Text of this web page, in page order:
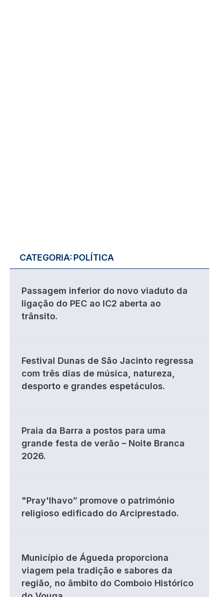
CATEGORIA:POLÍTICA
Passagem inferior do novo viaduto da
ligação do PEC ao IC2 aberta ao
trânsito.
Festival Dunas de São Jacinto regressa
com três dias de música, natureza,
desporto e grandes espetáculos.
Praia da Barra a postos para uma
grande festa de verão – Noite Branca
2026.
"Pray'lhavo” promove o património
religioso edificado do Arciprestado.
Município de Águeda proporciona
viagem pela tradição e sabores da
região, no âmbito do Comboio Histórico